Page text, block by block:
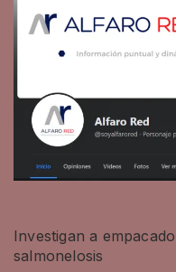
Investigan a
salmonelosis